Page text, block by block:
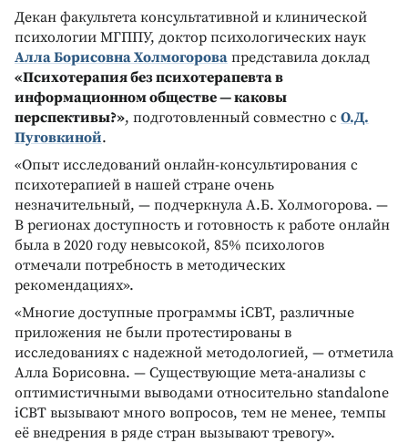
Декан факультета консультативной и клинической
психологии МГППУ, доктор психологических наук
Алла Борисовна Холмогорова представила доклад
«Психотерапия без психотерапевта в
информационном обществе — каковы
перспективы?», подготовленный совместно с О.Д.
Пуговкиной.
«Опыт исследований онлайн-консультирования с
психотерапией в нашей стране очень
незначительный, — подчеркнула А.Б. Холмогорова. —
В регионах доступность и готовность к работе онлайн
была в 2020 году невысокой, 85% психологов
отмечали потребность в методических
рекомендациях».
«Многие доступные программы iCBT, различные
приложения не были протестированы в
исследованиях с надежной методологией, — отметила
Алла Борисовна. — Существующие мета-анализы с
оптимистичными выводами относительно standalone
iCBT вызывают много вопросов, тем не менее, темпы
её внедрения в ряде стран вызывают тревогу».